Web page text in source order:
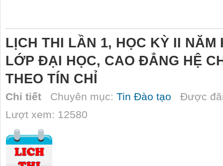
LỊCH THI LẦN 1, HỌC KỲ II NĂM
LỚP ĐẠI HỌC, CAO ĐẲNG HỆ
THEO TÍN CHỈ
Chi tiết Chuyên mục: Tin Đào tạo Được
Lượt xem: 12580